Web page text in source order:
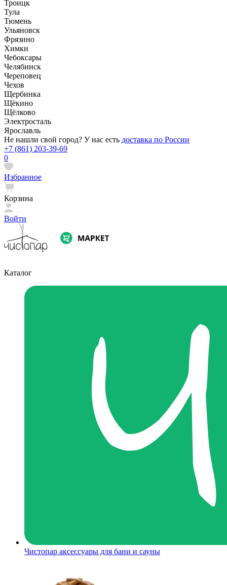
Троицк
Тула
Тюмень
Ульяновск
Фрязино
Химки
Чебоксары
Челябинск
Череповец
Чехов
Щербинка
Щёкино
Щёлково
Электросталь
Ярославль
Не нашли свой город? У нас есть доставка по России
+7 (861) 203-39-69
0
Избранное
Корзина
Войти
Каталог
Чистопар аксессуары для бани и сауны